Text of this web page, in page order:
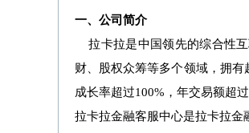
一、公司简介
拉卡拉是中国领先的综合性
财、股权众筹等多个领域，拥
成长率超过100%，年交易额超
拉卡拉金融客服中心是拉卡拉金